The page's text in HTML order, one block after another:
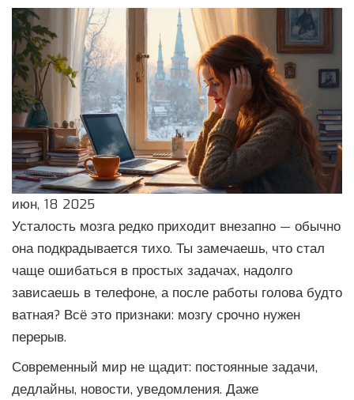
июн, 18 2025
Усталость мозга редко приходит внезапно — обычно
она подкрадывается тихо. Ты замечаешь, что стал
чаще ошибаться в простых задачах, надолго
зависаешь в телефоне, а после работы голова будто
ватная? Всё это признаки: мозгу срочно нужен
перерыв.
Современный мир не щадит: постоянные задачи,
дедлайны, новости, уведомления. Даже